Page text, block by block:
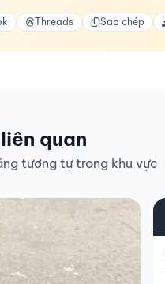
Threads Sao chép
quan
tương tự trong khu vực